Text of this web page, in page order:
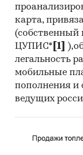
порталы
Методы:
аналитика
Прогноз
карта,
ЦУПИС* [1]
легальность
мобильные
пополнения и
ведущих